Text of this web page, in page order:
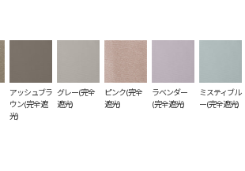
アッシュブラ
ウン(完全遮
光)
グレー(完全
遮光)
ピンク(完全
遮光)
ラベンダー
(完全遮光)
ミスティブル
ー(完全遮光)